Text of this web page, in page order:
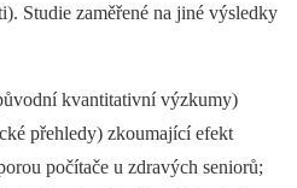
Studie zaměřené na jiné výsledky
kvantitativní výzkumy)
přehledy) zkoumající efekt
počítače u zdravých seniorů;